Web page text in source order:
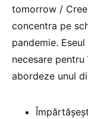
tomorrow /
concentra pe
pandemie.
necesare
abordeze unul